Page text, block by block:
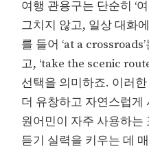
여행 관용구는 단순히 ‘
그치지 않고, 일상 대화
를 들어 ‘at a
고, ‘take the scenic
선택을 의미하죠. 이러
더 유창하고 자연스럽게
원어민이 자주 사용하
듣기 실력을 키우는 데